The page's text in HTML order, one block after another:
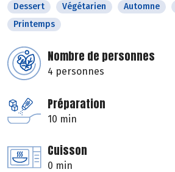
Dessert Végétarien Automne
Printemps
Nombre de personnes
4 personnes
Préparation
10 min
Cuisson
0 min